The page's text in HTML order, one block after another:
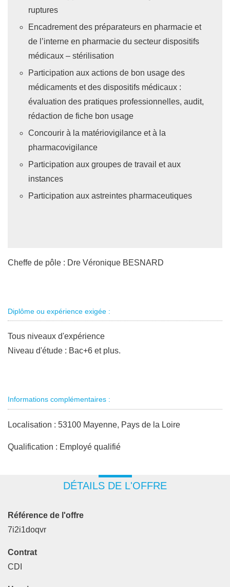
ruptures
Encadrement des préparateurs en pharmacie et
de l’interne en pharmacie du secteur dispositifs
médicaux – stérilisation
Participation aux actions de bon usage des
médicaments et des dispositifs médicaux :
évaluation des pratiques professionnelles, audit,
rédaction de fiche bon usage
Concourir à la matériovigilance et à la
pharmacovigilance
Participation aux groupes de travail et aux
instances
Participation aux astreintes pharmaceutiques
Cheffe de pôle : Dre Véronique BESNARD
Diplôme ou expérience exigée :
Tous niveaux d'expérience
Niveau d'étude : Bac+6 et plus.
Informations complémentaires :
Localisation : 53100 Mayenne, Pays de la Loire
Qualification : Employé qualifié
DÉTAILS DE L'OFFRE
Référence de l'offre
7i2i1doqvr
Contrat
CDI